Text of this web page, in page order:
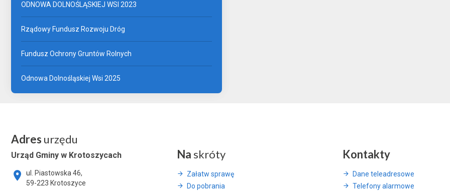
ODNOWA DOLNOŚLĄSKIEJ WSI 2023
Rządowy Fundusz Rozwoju Dróg
Fundusz Ochrony Gruntów Rolnych
Odnowa Dolnośląskiej Wsi 2025
Adres urzędu
Urząd Gminy w Krotoszycach
ul. Piastowska 46,
59-223 Krotoszyce
Na skróty
Załatw sprawę
Do pobrania
Kontakty
Dane teleadresowe
Telefony alarmowe